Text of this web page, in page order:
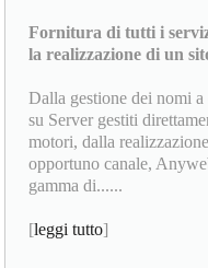
Fornitura di tutti i
la realizzazione di un
Dalla gestione dei nomi
su Server gestiti
motori, dalla
opportuno canale,
gamma di......
[leggi tutto]